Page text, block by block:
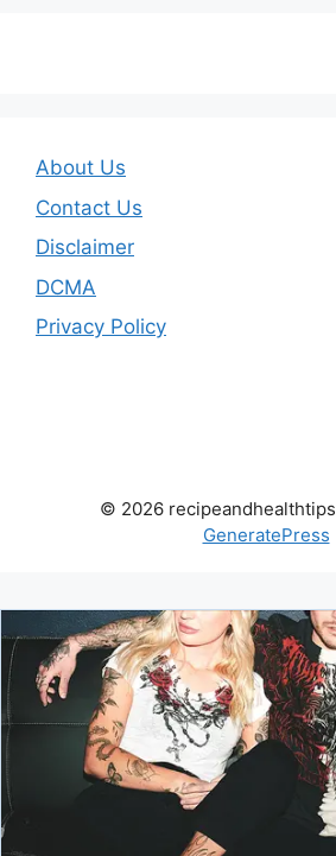
About Us
Contact Us
Disclaimer
DCMA
Privacy Policy
© 2026 recipeandhealthtips
GeneratePress